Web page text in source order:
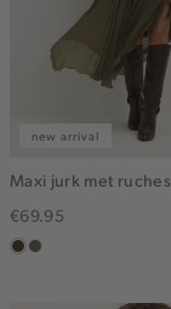
new arrival
Maxi jurk met ruches
€69.95
groen,
middenbruin